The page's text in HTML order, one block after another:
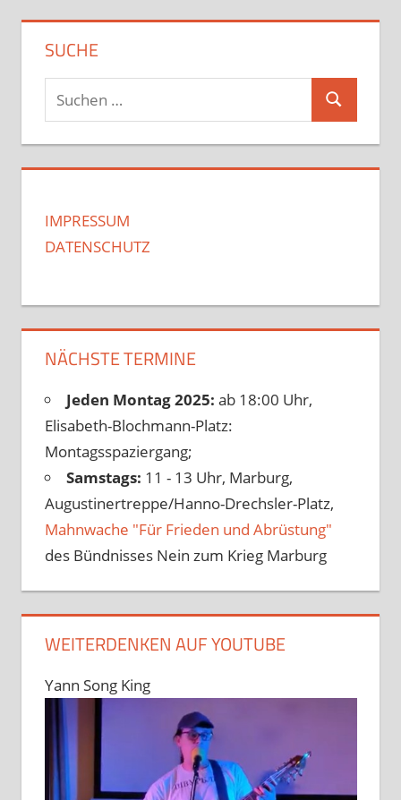
SUCHE
Suchen
nach:
Suchen
IMPRESSUM
DATENSCHUTZ
NÄCHSTE TERMINE
Jeden Montag 2025: ab 18:00 Uhr,
Elisabeth-Blochmann-Platz:
Montagsspaziergang;
Samstags: 11 - 13 Uhr, Marburg,
Augustinertreppe/Hanno-Drechsler-Platz,
Mahnwache "Für Frieden und Abrüstung"
des Bündnisses Nein zum Krieg Marburg
WEITERDENKEN AUF YOUTUBE
Yann Song King